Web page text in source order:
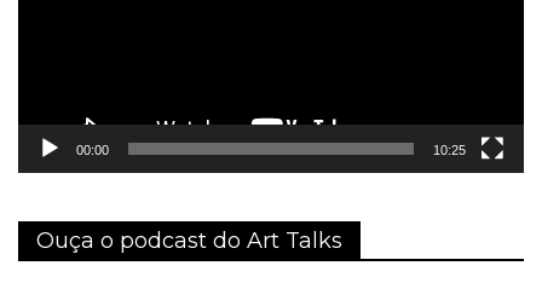
00:00 10:25
Ouça o podcast do Art Talks